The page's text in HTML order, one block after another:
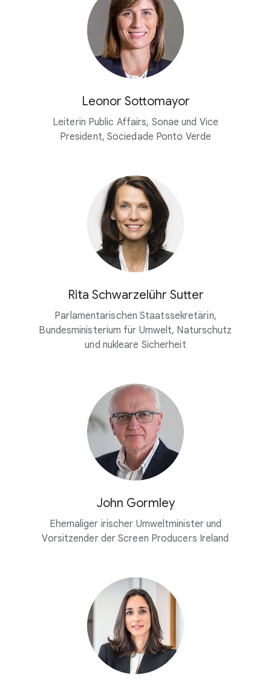
Leonor Sottomayor
Leiterin Public Affairs, Sonae und Vice
President, Sociedade Ponto Verde
Rita Schwarzelühr Sutter
Parlamentarischen Staatssekretärin,
Bundesministerium für Umwelt, Naturschutz
und nukleare Sicherheit
John Gormley
Ehemaliger irischer Umweltminister und
Vorsitzender der Screen Producers Ireland